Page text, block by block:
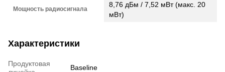
Мощность радиосигнала
8,76 дБм / 7,52 мВт (макс. 20
мВт)
Характеристики
Продуктовая
Baseline